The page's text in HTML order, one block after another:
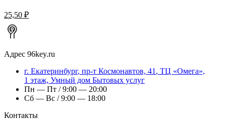
25,50 ₽
Адрес 96key.ru
г. Екатеринбург, пр-т Космонавтов, 41, ТЦ «Омега»,
1 этаж, Умный дом Бытовых услуг
Пн — Пт / 9:00 — 20:00
Сб — Вс / 9:00 — 18:00
Контакты